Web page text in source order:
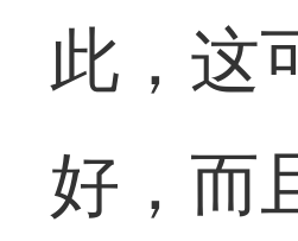
此，这
好，而